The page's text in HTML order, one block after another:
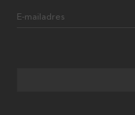
E-mailadres